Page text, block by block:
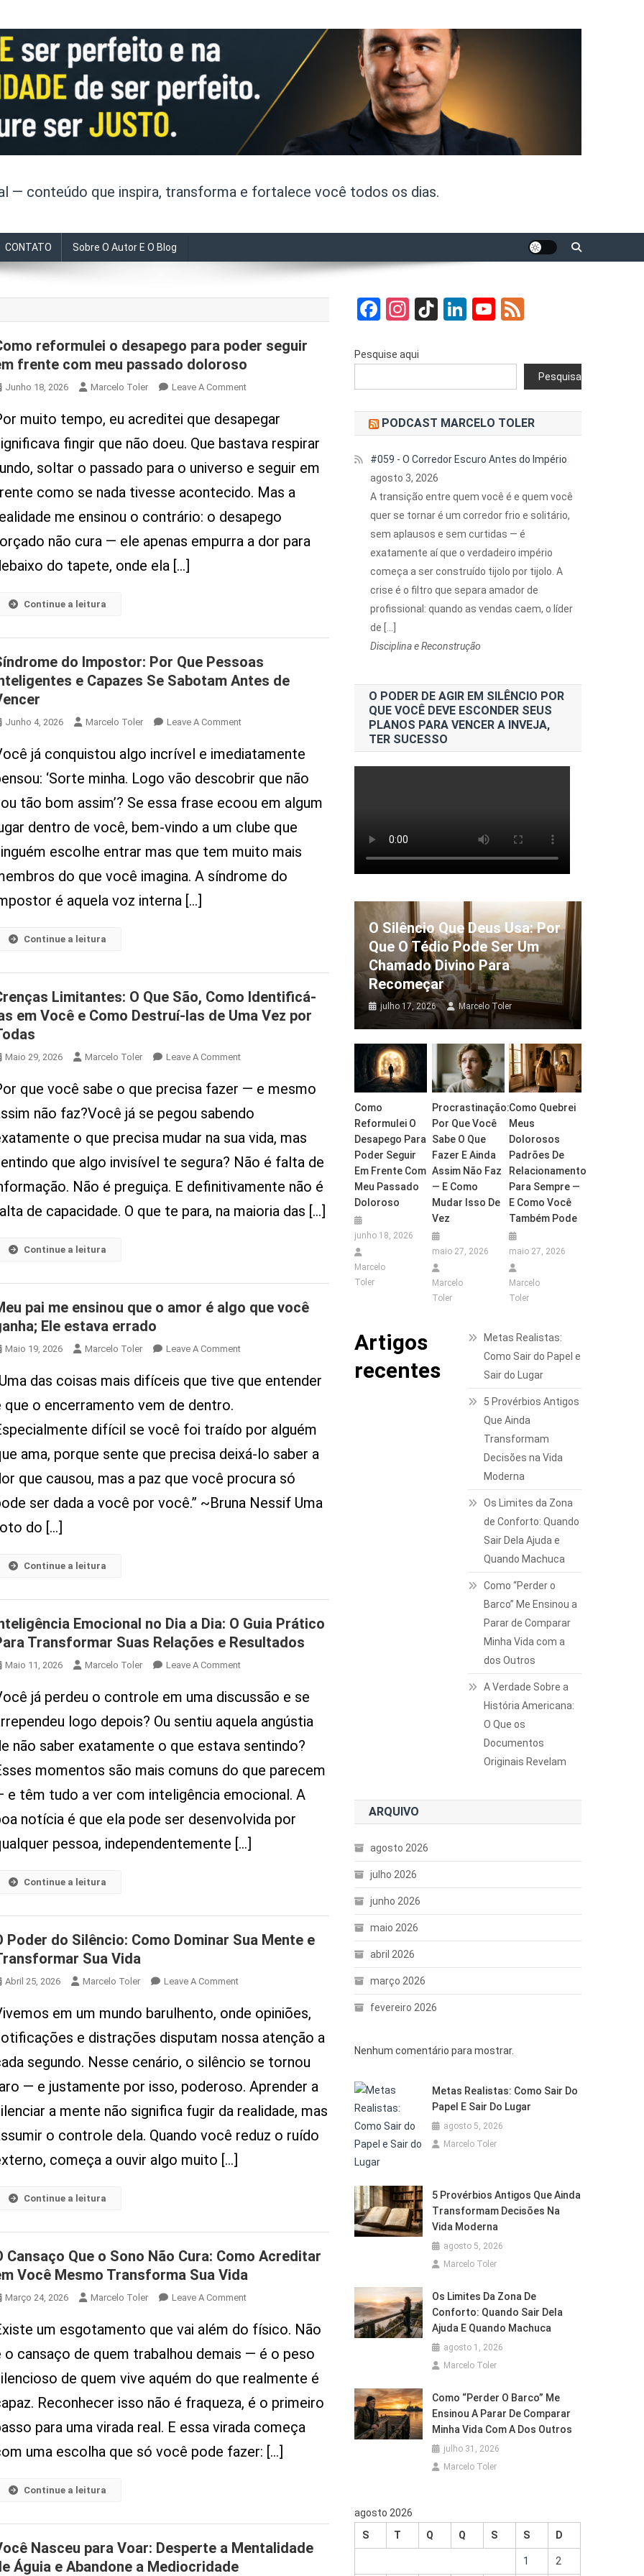
— conteúdo que inspira, transforma e fortalece você todos os dias.
CONTATO Sobre O Autor E O Blog
reformulei o desapego para poder seguir
frente com meu passado doloroso
Junho 18, 2026 Marcelo Toler Leave A CommentOn
Reformulei
Para
Poder
Em
Frente
muito tempo, eu acreditei que desapegar
fingir que não doeu. Que bastava respirar
soltar o passado para o universo e seguir em
como se nada tivesse acontecido. Mas a
me ensinou o contrário: o desapego
não cura — ele apenas empurra a dor para
do tapete, onde ela […]
Continue a leitura
do Impostor: Por Que Pessoas
e Capazes Se Sabotam Antes de
Junho 4, 2026 Marcelo Toler Leave A CommentOn
Do
Impostor:
Que
Pessoas
Inteligentes
E
Capazes
já conquistou algo incrível e imediatamente
‘Sorte minha. Logo vão descobrir que não
tão bom assim’? Se essa frase ecoou em algum
dentro de você, bem-vindo a um clube que
escolhe entrar mas que tem muito mais
do que você imagina. A síndrome do
é aquela voz interna […]
Continue a leitura
Limitantes: O Que São, Como Identificá-
em Você e Como Destruí-las de Uma Vez por
Maio 29, 2026 Marcelo Toler Leave A CommentOn
Limitantes:
O
São,
Como
Las
De
Por
que você sabe o que precisa fazer — e mesmo
não faz?Você já se pegou sabendo
o que precisa mudar na sua vida, mas
que algo invisível te segura? Não é falta de
Não é preguiça. E definitivamente não é
de capacidade. O que te para, na maioria das […]
Continue a leitura
pai me ensinou que o amor é algo que você
Ele estava errado
Maio 19, 2026 Marcelo Toler Leave A CommentOn
Pai
Que
É
Algo
das coisas mais difíceis que tive que entender
que o encerramento vem de dentro.
difícil se você foi traído por alguém
ama, porque sente que precisa deixá-lo saber a
que causou, mas a paz que você procura só
ser dada a você por você.” ~Bruna Nessif Uma
do […]
Continue a leitura
Emocional no Dia a Dia: O Guia Prático
Transformar Suas Relações e Resultados
Maio 11, 2026 Marcelo Toler Leave A CommentOn
Emocional
No
A
Guia
Prático
Transformar
já perdeu o controle em uma discussão e se
logo depois? Ou sentiu aquela angústia
não saber exatamente o que estava sentindo?
momentos são mais comuns do que parecem
e têm tudo a ver com inteligência emocional. A
notícia é que ela pode ser desenvolvida por
pessoa, independentemente […]
Continue a leitura
Poder do Silêncio: Como Dominar Sua Mente e
Sua Vida
Abril 25, 2026 Marcelo Toler Leave A CommentOn
Poder
Como
Dominar
Mente
em um mundo barulhento, onde opiniões,
e distrações disputam nossa atenção a
segundo. Nesse cenário, o silêncio se tornou
— e justamente por isso, poderoso. Aprender a
a mente não significa fugir da realidade, mas
o controle dela. Quando você reduz o ruído
começa a ouvir algo muito […]
Continue a leitura
Cansaço Que o Sono Não Cura: Como Acreditar
Você Mesmo Transforma Sua Vida
Março 24, 2026 Marcelo Toler Leave A CommentOn
Cansaço
Sono
Não
Como
Acreditar
Vida
um esgotamento que vai além do físico. Não
o cansaço de quem trabalhou demais — é o peso
de quem vive aquém do que realmente é
Reconhecer isso não é fraqueza, é o primeiro
para uma virada real. E essa virada começa
uma escolha que só você pode fazer: […]
Continue a leitura
Nasceu para Voar: Desperte a Mentalidade
Águia e Abandone a Mediocridade
Facebook
Instagram
TikTok
LinkedIn
YouTube
Pesquise aqui
Pesquisar
PODCAST MARCELO TOLER
#059 - O Corredor Escuro Antes do Império
agosto 3, 2026
A transição entre quem você é e quem você
quer se tornar é um corredor frio e solitário,
sem aplausos e sem curtidas — é
exatamente aí que o verdadeiro império
começa a ser construído tijolo por tijolo. A
crise é o filtro que separa amador de
profissional: quando as vendas caem, o líder
de […]
Disciplina e Reconstrução
O PODER DE AGIR EM SILÊNCIO POR
QUE VOCÊ DEVE ESCONDER SEUS
PLANOS PARA VENCER A INVEJA,
TER SUCESSO
O Silêncio Que Deus Usa: Por
Que O Tédio Pode Ser Um
Chamado Divino Para
Recomeçar
julho 17, 2026 Marcelo Toler
Como
Reformulei O
Desapego Para
Poder Seguir
Em Frente Com
Meu Passado
Doloroso
junho 18, 2026
Marcelo
Toler
Procrastinação:
Por Que Você
Sabe O Que
Fazer E Ainda
Assim Não Faz
— E Como
Mudar Isso De
Vez
maio 27, 2026
Marcelo
Toler
Como Quebrei
Meus
Dolorosos
Padrões De
Relacionamento
Para Sempre —
E Como Você
Também Pode
maio 27, 2026
Marcelo
Toler
Artigos
recentes
Metas Realistas:
Como Sair do Papel e
Sair do Lugar
5 Provérbios Antigos
Que Ainda
Transformam
Decisões na Vida
Moderna
Os Limites da Zona
de Conforto: Quando
Sair Dela Ajuda e
Quando Machuca
Como “Perder o
Barco” Me Ensinou a
Parar de Comparar
Minha Vida com a
dos Outros
A Verdade Sobre a
História Americana:
O Que os
Documentos
Originais Revelam
ARQUIVO
agosto 2026
julho 2026
junho 2026
maio 2026
abril 2026
março 2026
fevereiro 2026
Nenhum comentário para mostrar.
Metas Realistas: Como Sair Do
Papel E Sair Do Lugar
agosto 5, 2026
Marcelo Toler
5 Provérbios Antigos Que Ainda
Transformam Decisões Na
Vida Moderna
agosto 5, 2026
Marcelo Toler
Os Limites Da Zona De
Conforto: Quando Sair Dela
Ajuda E Quando Machuca
agosto 1, 2026
Marcelo Toler
Como “Perder O Barco” Me
Ensinou A Parar De Comparar
Minha Vida Com A Dos Outros
julho 31, 2026
Marcelo Toler
agosto 2026
S
T Q Q S S D
1 2